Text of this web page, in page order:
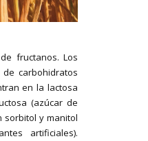
fructanos. Los
de carbohidratos
en la lactosa
(azúcar de
sorbitol y manitol
artificiales).